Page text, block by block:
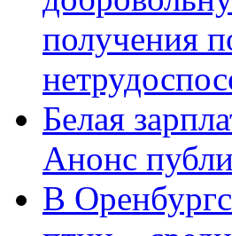
получения
Белая
Анонс
В